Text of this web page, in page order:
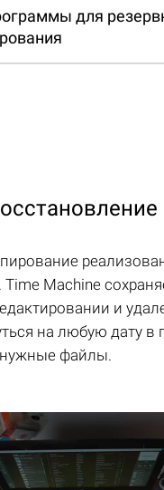
для
Machine
и
на любую дату в
файлы.